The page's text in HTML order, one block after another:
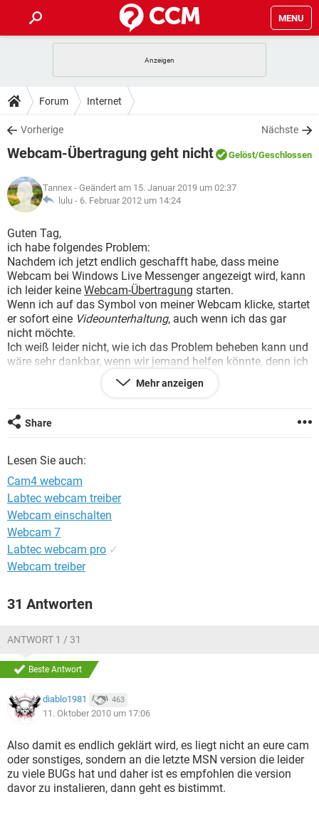
MENU
ANDROID
WINDOWS 10
WHATSAPP TIKTOK
FACEBOOK
TIPPS & TRICKS
SPIELE
WHATSAPP TIKTOK
FACEBOOK
DOWNLOADS
SPIELE STREAMING
ANDROID
WINDOWS 10 INSTAGRAM
WHATSAPP
FACEBOOK
SPIELE STREAMING
ANDROID
WINDOWS 10
WHATSAPP TIKTOK
FACEBOOK HARDWARE
LEXIKON
SPIELE
ANDROID
WINDOWS 10 INSTAGRAM
WHATSAPP TIKTOK
FACEBOOK HARDWARE
Forum Internet
Vorherige Nächste
Webcam-Übertragung geht nicht Gelöst/Geschlossen
Tannex - Geändert am 15. Januar 2019 um 02:37
lulu - 6. Februar 2012 um 14:24
Guten Tag,
ich habe folgendes Problem:
Nachdem ich jetzt endlich geschafft habe, dass meine
Webcam bei Windows Live Messenger angezeigt wird, kann
ich leider keine Webcam-Übertragung starten.
Wenn ich auf das Symbol von meiner Webcam klicke, startet
er sofort eine Videounterhaltung, auch wenn ich das gar
nicht möchte.
Ich weiß leider nicht, wie ich das Problem beheben kann und
wäre sehr dankbar, wenn wir jemand helfen könnte, denn ich
bin gerade echt am Verzweifeln und habe schon
LG, Denise
Ich habe die Logitech Webcam C200 !!
Konfiguration: Windows 7 / Firefox 3.5.9
Mehr anzeigen
Share
Lesen Sie auch:
Cam4 webcam
Labtec webcam treiber
Webcam einschalten
Webcam 7
Labtec webcam pro ✓
Webcam treiber
31 Antworten
ANTWORT 1 / 31
Beste Antwort
diablo1981 463
11. Oktober 2010 um 17:06
Also damit es endlich geklärt wird, es liegt nicht an eure cam
oder sonstiges, sondern an die letzte MSN version die leider
zu viele BUGs hat und daher ist es empfohlen die version
davor zu instalieren, dann geht es bistimmt.